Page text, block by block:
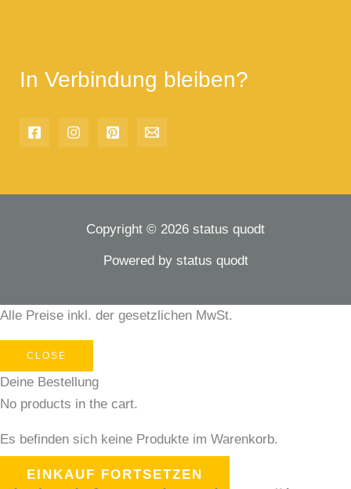
In Verbindung bleiben?
Copyright © 2026 status quodt
Powered by status quodt
Alle Preise inkl. der gesetzlichen MwSt.
CLOSE
Deine Bestellung
No products in the cart.
Es befinden sich keine Produkte im Warenkorb.
EINKAUF FORTSETZEN